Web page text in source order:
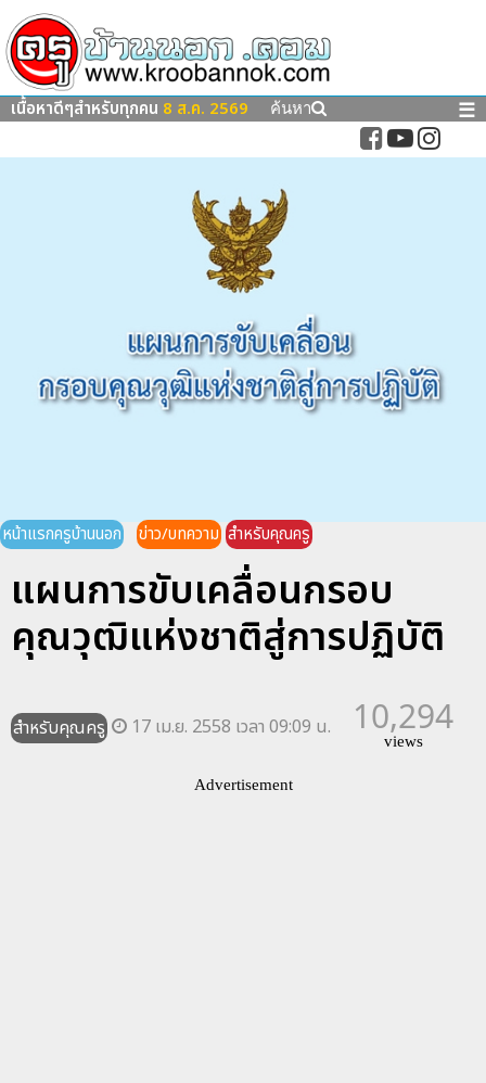
เนื้อหาดีๆสำหรับทุกคน 8 ส.ค. 2569 ค้นหา ☰
หน้าแรกครูบ้านนอก ข่าว/บทความ สำหรับคุณครู
แผนการขับเคลื่อนกรอบ
คุณวุฒิแห่งชาติสู่การปฏิบัติ
สำหรับคุณครู 17 เม.ย. 2558 เวลา 09:09 น. 10,294
views
Advertisement